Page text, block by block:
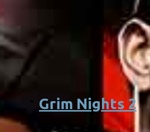
Grim Nights 2